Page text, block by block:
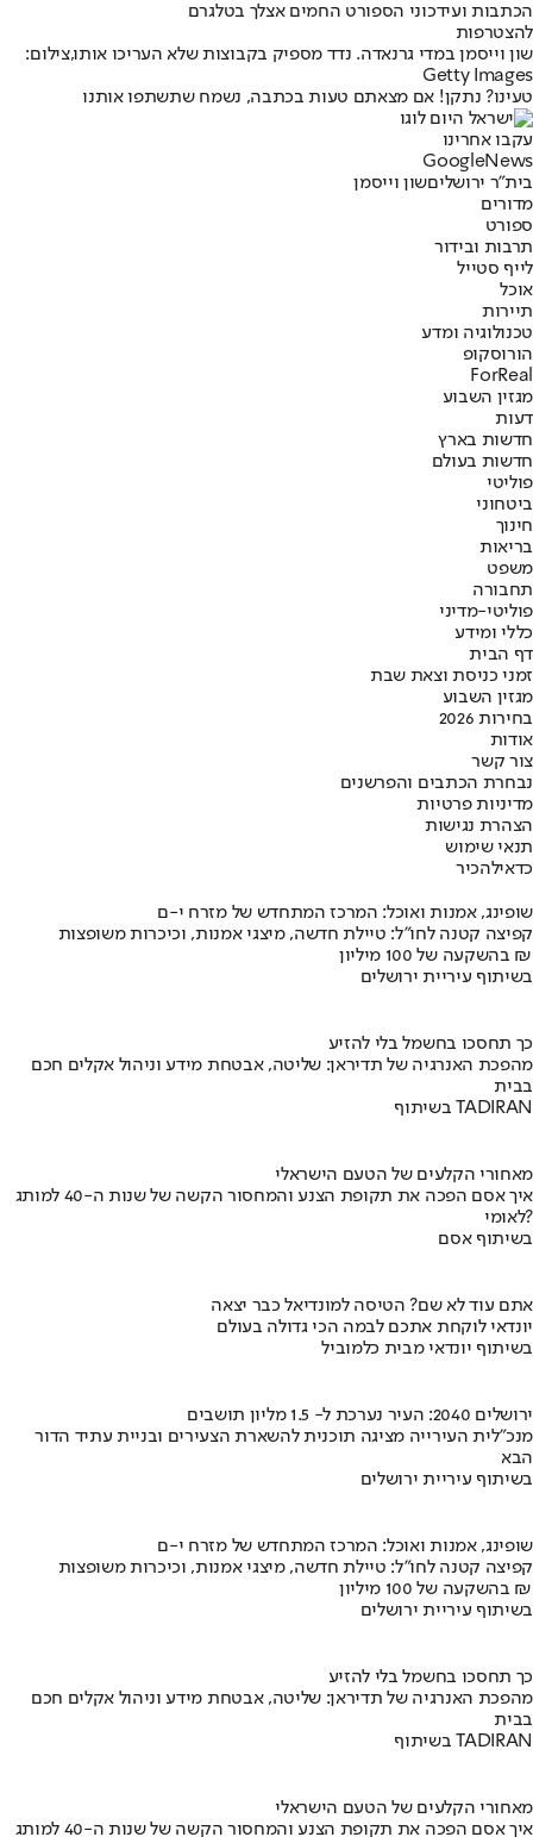
הכתבות ועידכוני הספורט החמים אצלך בטלגרם
להצטרפות
שון וייסמן במדי גרנאדה. נדד מספיק בקבוצות שלא העריכו אותו,צילום:
Getty Images
טעינו? נתקן! אם מצאתם טעות בכתבה, נשמח שתשתפו אותנו
עקבו אחרינו
Googl eNews
בית"ר ירושליםשון וייסמן
מדורים
ספורט
תרבות ובידור
לייף סטייל
אוכל
תיירות
טכנולוגיה ומדע
הורוסקופ
ForReal
מגזין השבוע
דעות
חדשות בארץ
חדשות בעולם
פוליטי
ביטחוני
חינוך
בריאות
משפט
תחבורה
פוליטי-מדיני
כללי ומידע
דף הבית
זמני כניסת וצאת שבת
מגזין השבוע
בחירות 2026
אודות
צור קשר
נבחרת הכתבים והפרשנים
מדיניות פרטיות
הצהרת נגישות
תנאי שימוש
כדאילהכיר
שופינג, אמנות ואוכל: המרכז המתחדש של מזרח י-ם
קפיצה קטנה לחו"ל: טיילת חדשה, מיצגי אמנות, וכיכרות משופצות
בהשקעה של 100 מיליון ₪
בשיתוף עיריית ירושלים
כך תחסכו בחשמל בלי להזיע
מהפכת האנרגיה של תדיראן: שליטה, אבטחת מידע וניהול אקלים חכם
בבית
בשיתוף TADIRAN
מאחורי הקלעים של הטעם הישראלי
איך אסם הפכה את תקופת הצנע והמחסור הקשה של שנות ה-40 למותג
לאומי?
בשיתוף אסם
אתם עוד לא שם? הטיסה למונדיאל כבר יצאה
יונדאי לוקחת אתכם לבמה הכי גדולה בעולם
בשיתוף יונדאי מבית כלמוביל
ירושלים 2040: העיר נערכת ל- 1.5 מליון תושבים
מנכ"לית העירייה מציגה תוכנית להשארת הצעירים ובניית עתיד הדור
הבא
בשיתוף עיריית ירושלים
שופינג, אמנות ואוכל: המרכז המתחדש של מזרח י-ם
קפיצה קטנה לחו"ל: טיילת חדשה, מיצגי אמנות, וכיכרות משופצות
בהשקעה של 100 מיליון ₪
בשיתוף עיריית ירושלים
כך תחסכו בחשמל בלי להזיע
מהפכת האנרגיה של תדיראן: שליטה, אבטחת מידע וניהול אקלים חכם
בבית
בשיתוף TADIRAN
מאחורי הקלעים של הטעם הישראלי
איך אסם הפכה את תקופת הצנע והמחסור הקשה של שנות ה-40 למותג